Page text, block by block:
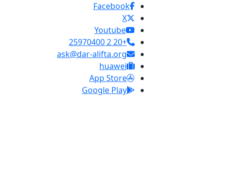
Facebook
X
Youtube
+20 2 25970400
ask@dar-alifta.org
huawei
App Store
Google Play